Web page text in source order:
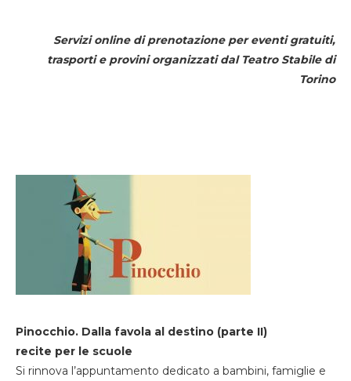
Servizi online di prenotazione per eventi gratuiti,
trasporti e provini organizzati dal Teatro Stabile di
Torino
Pinocchio. Dalla favola al destino (parte II)
recite per le scuole
Si rinnova l’appuntamento dedicato a bambini, famiglie e